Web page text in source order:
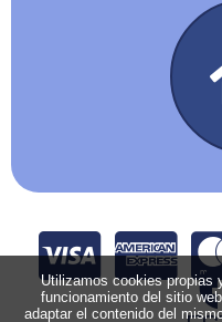
Utilizamos cookies propias
funcionamiento del sitio
adaptar el contenido del